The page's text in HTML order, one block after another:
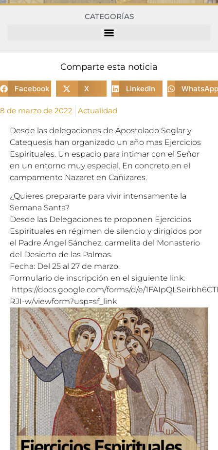
CATEGORÍAS
Comparte esta noticia
Facebook X LinkedIn WhatsApp
8 de marzo de 2022 Actualidad
Desde las delegaciones de Apostolado Seglar y
Catequesis han organizado un año mas Ejercicios
Espirituales. Un espacio para intimar con el Señor
en un entorno muy especial. En concreto en el
campamento Nazaret en Cañizares.
¿Quieres prepararte para vivir intensamente la
Semana Santa?
Desde las Delegaciones te proponen Ejercicios
Espirituales en régimen de silencio y dirigidos por
el Padre Ángel Sánchez, carmelita del Monasterio
del Desierto de las Palmas.
Fecha: Del 25 al 27 de marzo.
Formulario de inscripción en el siguiente link:
https://docs.google.com/forms/d/e/
RJI-w/viewform?usp=sf_link